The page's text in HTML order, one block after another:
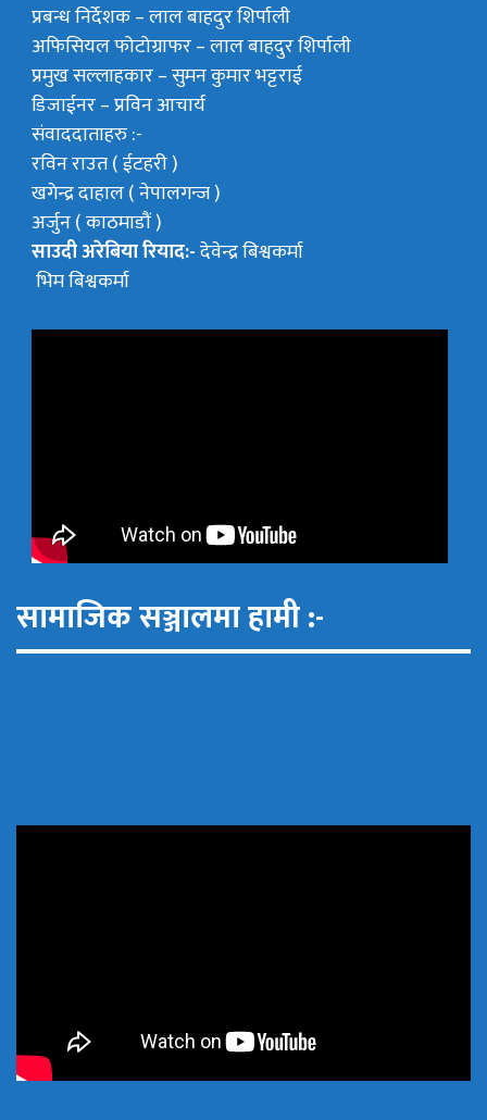
प्रबन्ध निर्देशक –लाल बाहदुर शिर्पाली
अफिसियल फोटोग्राफर –लाल बाहदुर शिर्पाली
प्रमुख सल्लाहकार –सुमन कुमार भट्टराई
डिजाईनर – प्रविन आचार्य
संवाददाताहरु :-
रविन राउत ( ईटहरी )
खगेन्द्र दाहाल ( नेपालगन्ज )
अर्जुन ( काठमाडौं )
साउदी अरेबिया रियाद:-देवेन्द्र बिश्वकर्मा
भिम बिश्वकर्मा
सामाजिक सञ्जालमा हामी :-